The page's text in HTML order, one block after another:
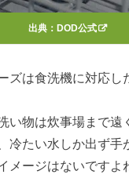
出典： DOD公式
ズは食洗機に対応し
い物は炊事場まで遠
冷たい水しか出ず手
メージはないですよ